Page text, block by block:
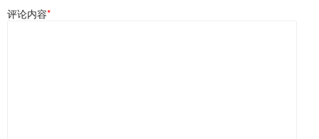
评论内容*